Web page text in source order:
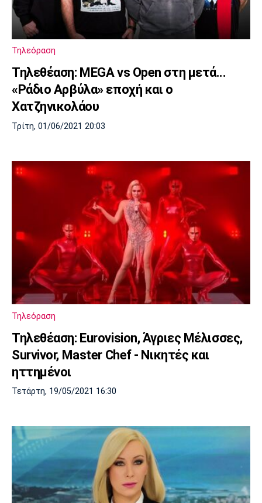
Τηλεόραση
Τηλεθέαση: MEGA vs Open στη μετά...
«Ράδιο Αρβύλα» εποχή και ο
Χατζηνικολάου
Τρίτη, 01/06/2021 20:03
Τηλεόραση
Τηλεθέαση: Eurovision, Άγριες Μέλισσες,
Survivor, Master Chef - Νικητές και
ηττημένοι
Τετάρτη, 19/05/2021 16:30